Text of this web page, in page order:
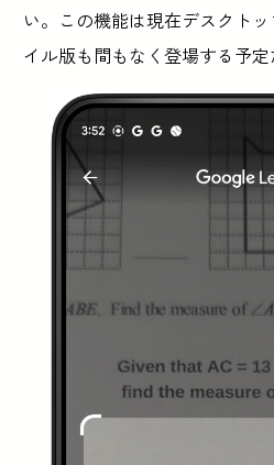
い。この機能は現在デスクト
イル版も間もなく登場する予定